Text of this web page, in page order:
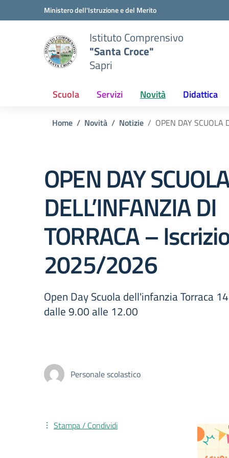
Vai ai contenuti
Vai al menu di navigazioneMinistero dell'Istruzione e del Merito
Istituto Comprensivo
"Santa Croce"
Sapri
Scuola Servizi Novità Didattica
Home Novità Notizie OPEN DAY
OPEN DAY
DELL’INFANZIA DI
TORRACA –
2025/2026
Open Day Scuola dell'infanzia Torraca
dalle 9.00 alle 12.00
Personale scolastico
Stampa / Condividi